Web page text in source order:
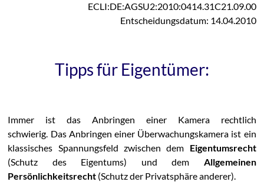
ECLI:DE:AGSU2:2010:0414.31C21.09.00
Entscheidungsdatum: 14.04.2010
Tipps für Eigentümer:
Immer ist das Anbringen einer Kamera rechtlich
schwierig. Das Anbringen einer Überwachungskamera ist ein
klassisches Spannungsfeld zwischen dem Eigentumsrecht
(Schutz des Eigentums) und dem Allgemeinen
Persönlichkeitsrecht (Schutz der Privatsphäre anderer).